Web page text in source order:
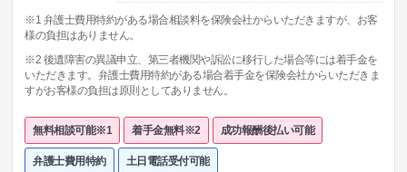
※1 弁護士費用特約がある場合相談料を保険会社からいただきますが、お客
様の負担はありません。
※2 後遺障害の異議申立、第三者機関や訴訟に移行した場合等には着手金を
いただきます。弁護士費用特約がある場合着手金を保険会社からいただきま
すがお客様の負担は原則としてありません。
無料相談可能※1 着手金無料※2 成功報酬後払い可能
弁護士費用特約 土日電話受付可能